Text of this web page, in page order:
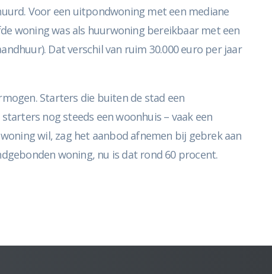
Voor een uitpondwoning met een mediane
woning was als huurwoning bereikbaar met een
Dat verschil van ruim 30.000 euro per jaar
Starters die buiten de stad een
nog steeds een woonhuis – vaak een
wil, zag het aanbod afnemen bij gebrek aan
woning, nu is dat rond 60 procent.